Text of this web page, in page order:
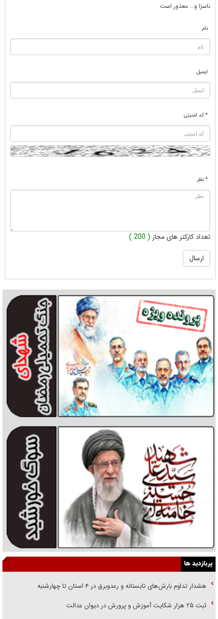
ناسزا و... معذور است
نام
ایمیل
* کد امنیتی
* نظر
تعداد کارکتر های مجاز ( 200 )
پربازدید ها
هشدار تداوم بارش‌های تابستانه و رعدوبرق در ۴ استان تا چهارشنبه
ثبت ۲۵ هزار شکایت آموزش و پرورش در دیوان عدالت